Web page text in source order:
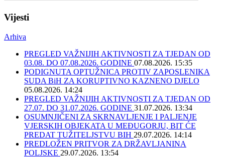
Vijesti
Arhiva
PREGLED VAŽNIJIH AKTIVNOSTI ZA TJEDAN OD
03.08. DO 07.08.2026. GODINE 07.08.2026. 15:35
PODIGNUTA OPTUŽNICA PROTIV ZAPOSLENIKA
SUDA BiH ZA KORUPTIVNO KAZNENO DJELO
05.08.2026. 14:24
PREGLED VAŽNIJIH AKTIVNOSTI ZA TJEDAN OD
27.07. DO 31.07.2026. GODINE 31.07.2026. 13:34
OSUMNJIČENI ZA SKRNAVLJENJE I PALJENJE
VJERSKIH OBJEKATA U MEĐUGORJU, BIT ĆE
PREDAT TUŽITELJSTVU BIH 29.07.2026. 14:14
PREDLOŽEN PRITVOR ZA DRŽAVLJANINA
POLJSKE 29.07.2026. 13:54